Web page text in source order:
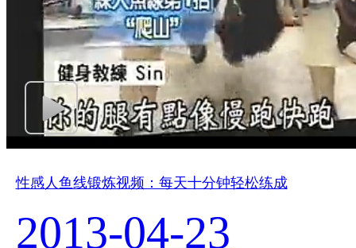
性感人鱼线锻炼视频：每天十分钟轻松练成
2013-04-23